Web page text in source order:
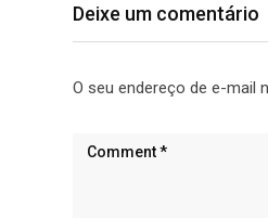
Deixe um comentário
O seu endereço de e-mail